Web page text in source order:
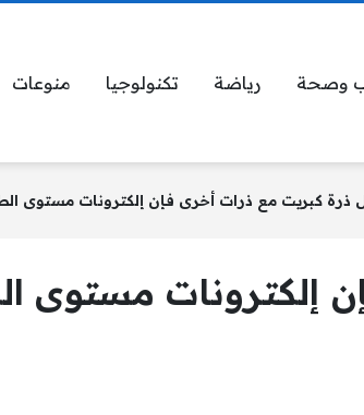
وصحة رياضة تكنولوجيا منوعات
ذرة كبريت مع ذرات أخرى فإن إلكترونات مستوى
إلكترونات مستوى